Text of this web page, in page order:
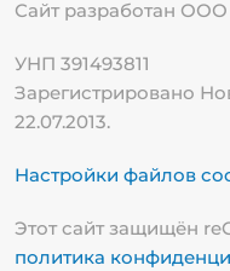
Сайт разработан
УНП 391493811
Зарегистрировано
22.07.2013.
Настройки файлов
Этот сайт защищён
политика